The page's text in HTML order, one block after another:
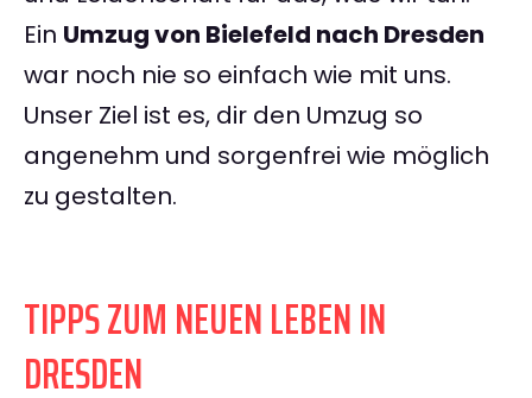
Ein Umzug von Bielefeld nach Dresden
war noch nie so einfach wie mit uns.
Unser Ziel ist es, dir den Umzug so
angenehm und sorgenfrei wie möglich
zu gestalten.
TIPPS ZUM NEUEN LEBEN IN
DRESDEN